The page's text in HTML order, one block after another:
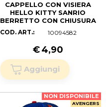
CAPPELLO CON VISIERA
HELLO KITTY SANRIO
BERRETTO CON CHIUSURA
REGOLABILE BAMBINO -
HK37-0150 (53 CM)
COD. ART.: 10094582
€4,90
AVENGERS
NON DISPONIBILE